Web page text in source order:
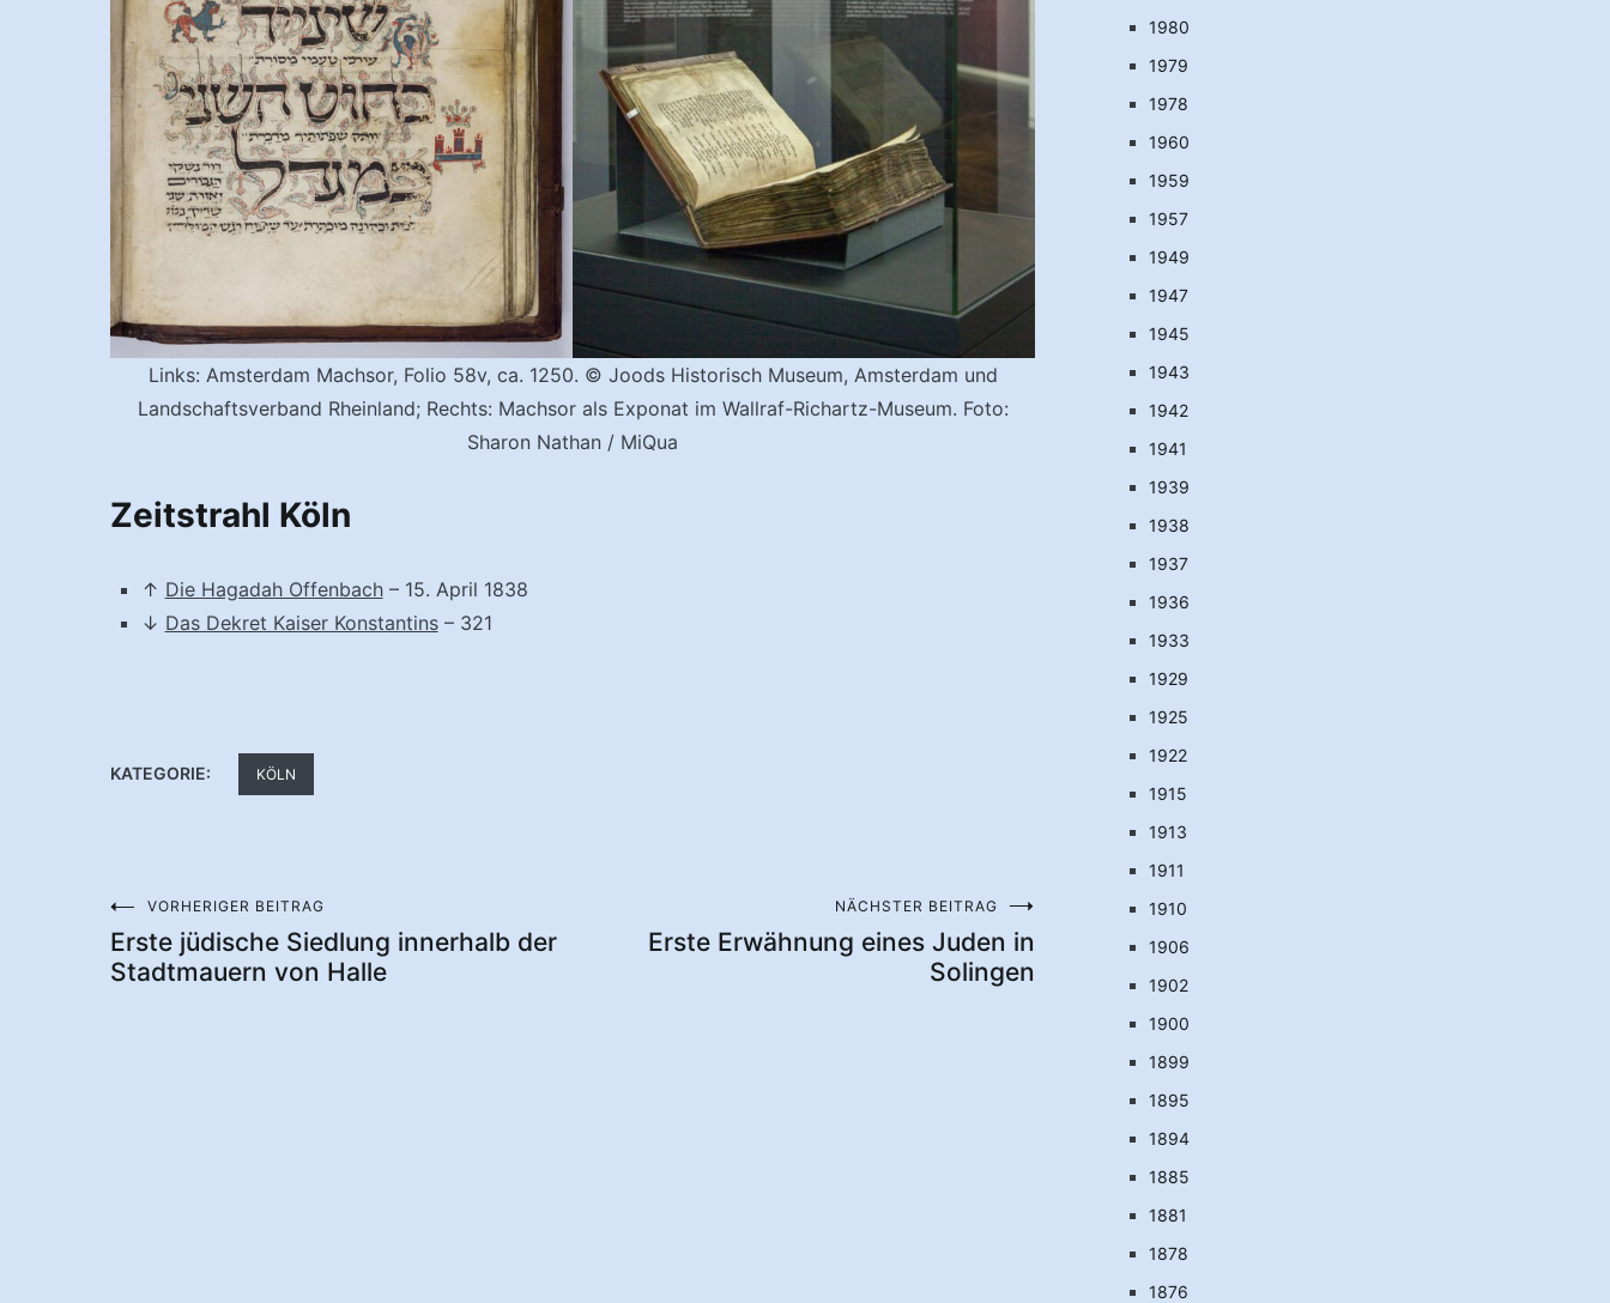
Links: Amsterdam Machsor, Folio 58v, ca. 1250. © Joods Historisch Museum, Amsterdam und
Landschaftsverband Rheinland; Rechts: Machsor als Exponat im Wallraf-Richartz-Museum. Foto:
Sharon Nathan / MiQua
Zeitstrahl Köln
↑ Die Hagadah Offenbach– 15. April 1838
↓ Das Dekret Kaiser Konstantins– 321
KATEGORIE: KÖLN
Beitragsnavigation
VORHERIGER BEITRAG
Erste jüdische Siedlung innerhalb der
Stadtmauern von Halle
NÄCHSTER BEITRAG
Erste Erwähnung eines Juden in
Solingen
1980
1979
1978
1960
1959
1957
1949
1947
1945
1943
1942
1941
1939
1938
1937
1936
1933
1929
1925
1922
1915
1913
1911
1910
1906
1902
1900
1899
1895
1894
1885
1881
1878
1876